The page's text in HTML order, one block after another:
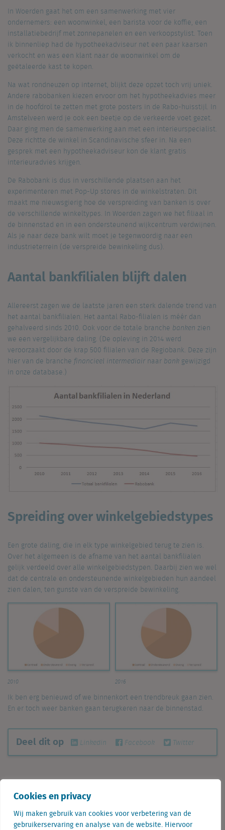
Cookies en privacy
Wij maken gebruik van cookies voor verbetering van de
gebruikerservaring en analyse van de website. Hiervoor
In Woerden gaat het om een samenwerking met vier
ondernemers: een woonwinkel, een barista voor de koffie, een
installatiebedrijf met zonnepanelen en een verkoopstylist. Toen
ik binnenliep had de hypotheekadviseur net een paar kaarsen
verkocht en was een klant naar de woonwinkel om de
geëtaleerde kast te kopen.
Na wat rondneuzen op internet, blijkt deze opzet toch vrij uniek.
Andere rabobanken kiezen ervoor om het hypotheekadvies meer
in de hoofdrol te zetten met grote posters in de Rabo-huisstijl. In
Amstelveen werd je ook een beetje op de verkeerde voet gezet.
Daar ging men de samenwerking aan met een interieurspecialist.
Deze richtte de winkel in Scandinavische sfeer in. Na een
gesprek met een hypotheekadviseur kon de klant gratis
interieuradvies krijgen.
De Rabobank is dus in verschillende plaatsen aan het
experimenteren met Pop-Up stores in de winkelstraten. Dit
maakt me nieuwsgierig hoe de verspreiding van banken is over
de verschillende winkeltypes. In Woerden zagen we het filiaal in
de binnenstad en in een ondersteunend wijkcentrum verdwijnen.
Als je naar deze bank wilt moet je tegenwoordig naar een
industrieterrein (de verspreide bewinkeling dus).
Aantal bankfilialen blijft dalen
Allereerst zagen we de laatste jaren een sterk dalende trend van
het aantal bankfilialen. Het aantal Rabo-filialen is méér dan
gehalveerd sinds 2010. Ook voor de totale branche banken zien
we een vergelijkbare daling. (De opleving in 2014 werd
veroorzaakt door de krap 500 filialen van de Regiobank. Deze zijn
hier van de branche financieel intermediair naar bank gewijzigd
in onze database.)
Spreiding over winkelgebiedstypes
Een grote daling, die in elk type winkelgebied terug te zien is.
Over het algemeen is de afname van het aantal bankfilialen
gelijk verdeeld over alle winkelgebiedstypen. Daarbij zien we wel
dat de centrale en ondersteunende winkelgebieden hun aandeel
zien dalen, ten gunste van de verspreide bewinkeling.
2010 2016
Ik ben erg benieuwd of we binnenkort een trendbreuk gaan zien.
En er toch weer banken gaan terugkeren naar de binnenstad.
Deel dit op Linkedin Facebook Twitter
verkeersongevallen?